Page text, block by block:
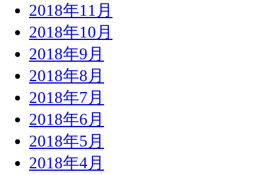
2018年11月
2018年10月
2018年9月
2018年8月
2018年7月
2018年6月
2018年5月
2018年4月